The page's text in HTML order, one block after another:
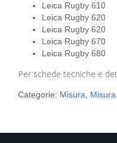
Leica Rugby 610
Leica Rugby 620
Leica Rugby 620
Leica Rugby 670
Leica Rugby 680
Per schede tecniche e
Categorie: Misura